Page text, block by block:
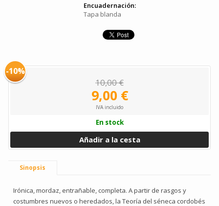
Encuadernación:
Tapa blanda
-10%
10,00 €
9,00 €
IVA incluido
En stock
Añadir a la cesta
Sinopsis
Irónica, mordaz, entrañable, completa. A partir de rasgos y
costumbres nuevos o heredados, la Teoría del séneca cordobés